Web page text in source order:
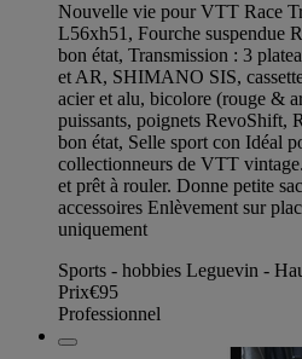
Nouvelle vie pour VTT Race
L56xh51, Fourche suspendue
bon état, Transmission : 3
et AR, SHIMANO SIS,
acier et alu, bicolore (rouge &
puissants, poignets RevoShift,
bon état, Selle sport con Idéal
collectionneurs de VTT
et prêt à rouler. Donne petite
accessoires Enlèvement sur
uniquement
Sports - hobbies Leguevin -
Prix€95
Professionnel